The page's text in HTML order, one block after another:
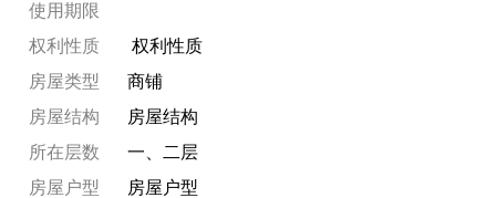
使用期限
权利性质
权利性质
房屋类型
商铺
房屋结构
房屋结构
所在层数
一、二层
房屋户型
房屋户型